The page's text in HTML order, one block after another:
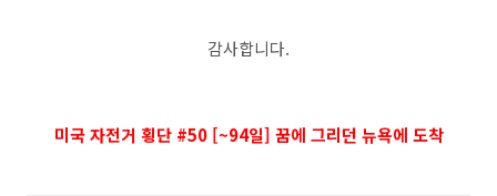
감사합니다.
미국 자전거 횡단 #50 [~94일] 꿈에 그리던 뉴욕에 도착